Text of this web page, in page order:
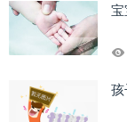
宝
孩